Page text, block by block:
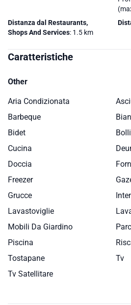
Distanza dal Restaurants,
Shops And Services: 1.5 km
Caratteristiche
Other
Aria Condizionata
Barbeque
Bidet
Cucina
Doccia
Freezer
Grucce
Lavastoviglie
Mobili Da Giardino
Piscina
Tostapane
Tv
Tv Satellitare